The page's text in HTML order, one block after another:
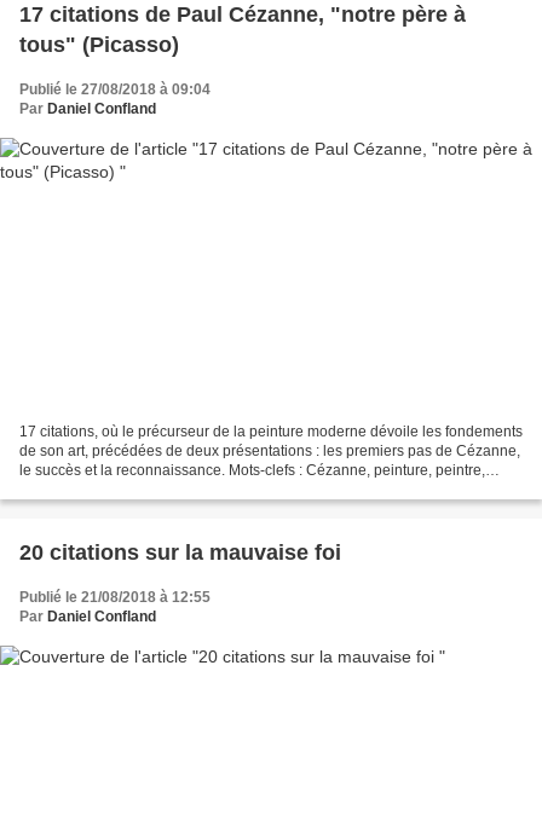
17 citations de Paul Cézanne, "notre père à
tous" (Picasso)
Publié le 27/08/2018 à 09:04
Par Daniel Confland
17 citations, où le précurseur de la peinture moderne dévoile les fondements
de son art, précédées de deux présentations : les premiers pas de Cézanne,
le succès et la reconnaissance. Mots-clefs : Cézanne, peinture, peintre,
20 citations sur la mauvaise foi
Publié le 21/08/2018 à 12:55
Par Daniel Confland